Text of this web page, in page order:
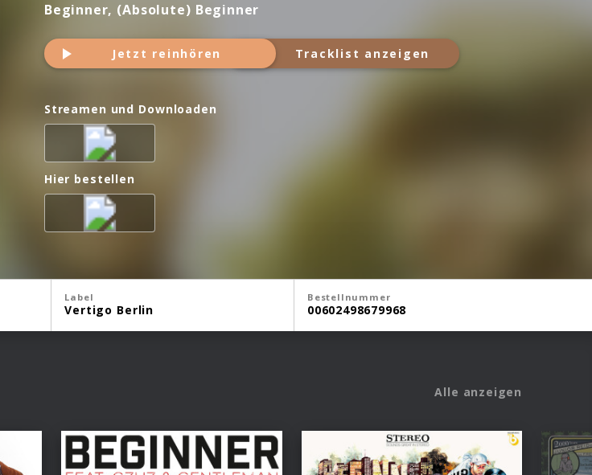
Beginner, (Absolute) Beginner
Jetzt reinhören Tracklist anzeigen
Streamen und Downloaden
Hier bestellen
Label
Vertigo Berlin
Bestellnummer
00602498679968
Alle anzeigen